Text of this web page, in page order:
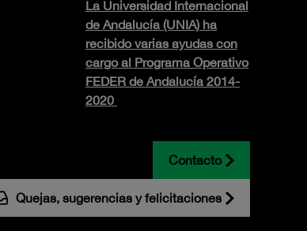
La Universidad Internacional
de Andalucía (UNIA) ha
recibido varias ayudas con
cargo al Programa Operativo
FEDER de Andalucía 2014-
2020
Contacto
Quejas, sugerencias y felicitaciones